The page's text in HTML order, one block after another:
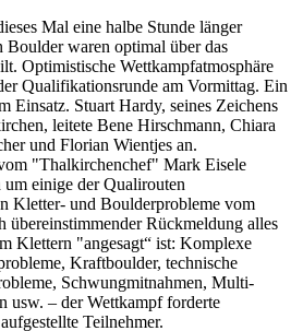
Mal eine halbe Stunde länger
Boulder waren optimal über das
Optimistische Wettkampfatmosphäre
Qualifikationsrunde am Vormittag. Ein
Einsatz. Stuart Hardy, seines Zeichens
leitete Bene Hirschmann, Chiara
und Florian Wientjes an.
"Thalkirchenchef" Mark Eisele
einige der Qualirouten
Kletter- und Boulderprobleme vom
übereinstimmender Rückmeldung alles
Klettern "angesagt“ ist: Komplexe
Kraftboulder, technische
Schwungmitnahmen, Multi-
usw. – der Wettkampf forderte
Teilnehmer.